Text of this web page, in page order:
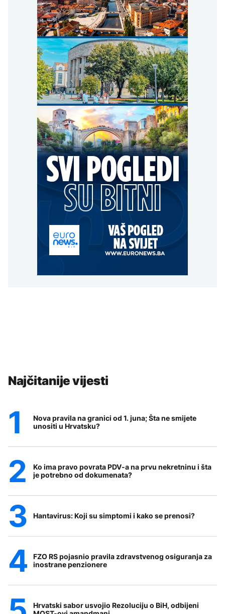
Najčitanije vijesti
Nova pravila na granici od 1. juna; Šta ne smijete
unositi u Hrvatsku?
Ko ima pravo povrata PDV-a na prvu nekretninu i šta
je potrebno od dokumenata?
Hantavirus: Koji su simptomi i kako se prenosi?
FZO RS pojasnio pravila zdravstvenog osiguranja za
inostrane penzionere
Hrvatski sabor usvojio Rezoluciju o BiH, odbijeni